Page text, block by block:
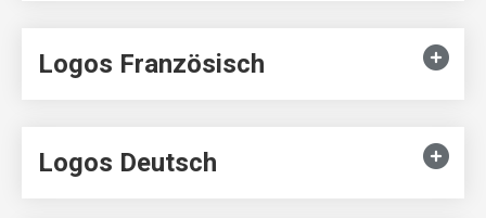
Logos Französisch
Logos Deutsch